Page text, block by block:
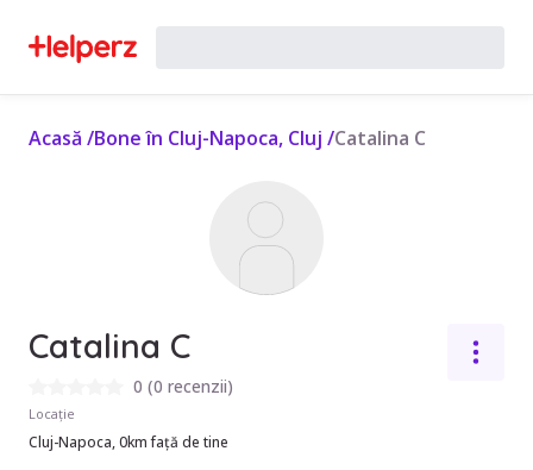
Acasă /Bone în Cluj-Napoca, Cluj /Catalina C
Catalina C
0 (0 recenzii)
Locație
Cluj-Napoca, 0km față de tine